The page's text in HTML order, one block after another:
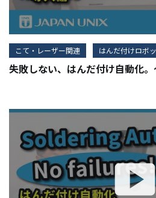
こて・レーザー関連 はんだ付けロボ
失敗しない、はんだ付け自動化